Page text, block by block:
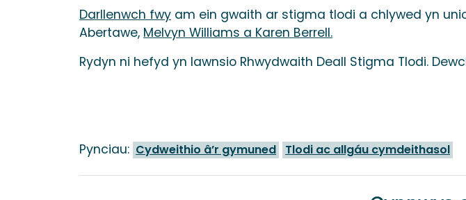
Darllenwch fwy am ein gwaith ar stigma tlodi a chlywed yn
Abertawe, Melvyn Williams a Karen Berrell.
Rydyn ni hefyd yn lawnsio Rhwydwaith Deall Stigma Tlodi.
Pynciau: Cydweithio â’r gymuned Tlodi ac allgáu cymdeithasol